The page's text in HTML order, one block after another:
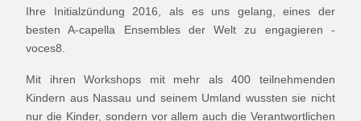
Ihre Initialzündung 2016, als es uns gelang, eines der
besten A-capella Ensembles der Welt zu engagieren -
voces8.
Mit ihren Workshops mit mehr als 400 teilnehmenden
Kindern aus Nassau und seinem Umland wussten sie nicht
nur die Kinder, sondern vor allem auch die Verantwortlichen